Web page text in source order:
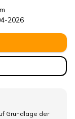
2026
Grundlage der